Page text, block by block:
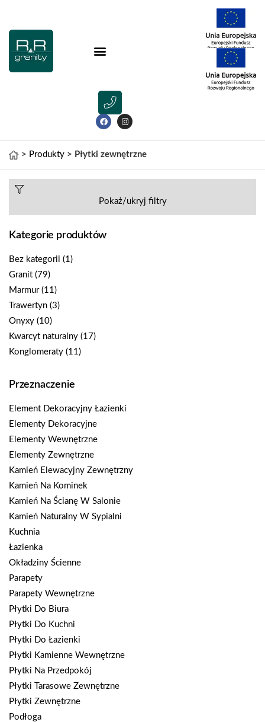
> Produkty > Płytki zewnętrzne
Pokaż/ukryj filtry
Kategorie produktów
Bez kategorii (1)
Granit (79)
Marmur (11)
Trawertyn (3)
Onyxy (10)
Kwarcyt naturalny (17)
Konglomeraty (11)
Przeznaczenie
Element Dekoracyjny Łazienki
Elementy Dekoracyjne
Elementy Wewnętrzne
Elementy Zewnętrzne
Kamień Elewacyjny Zewnętrzny
Kamień Na Kominek
Kamień Na Ścianę W Salonie
Kamień Naturalny W Sypialni
Kuchnia
Łazienka
Okładziny Ścienne
Parapety
Parapety Wewnętrzne
Płytki Do Biura
Płytki Do Kuchni
Płytki Do Łazienki
Płytki Kamienne Wewnętrzne
Płytki Na Przedpokój
Płytki Tarasowe Zewnętrzne
Płytki Zewnętrzne
Podłoga